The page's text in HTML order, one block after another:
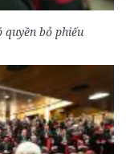
bỏ phiếu